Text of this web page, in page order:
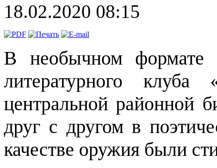
18.02.2020 08:15
В необычном формате
литературного
центральной районной
друг с другом в
качестве оружия были